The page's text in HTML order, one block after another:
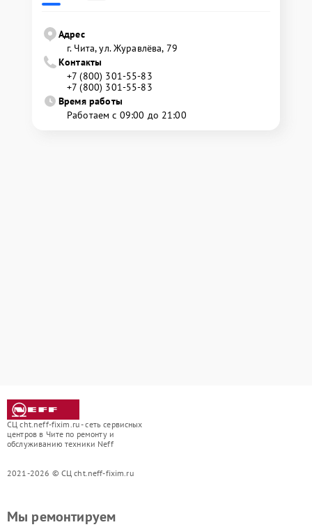
Адрес
г. Чита, ул. Журавлёва, 79
Контакты
+7 (800) 301-55-83
+7 (800) 301-55-83
Время работы
Работаем с 09:00 до 21:00
СЦ cht.neff-fixim.ru - сеть сервисных
центров в Чите по ремонту и
обслуживанию техники Neff
2021-2026 © СЦ cht.neff-fixim.ru
Мы ремонтируем